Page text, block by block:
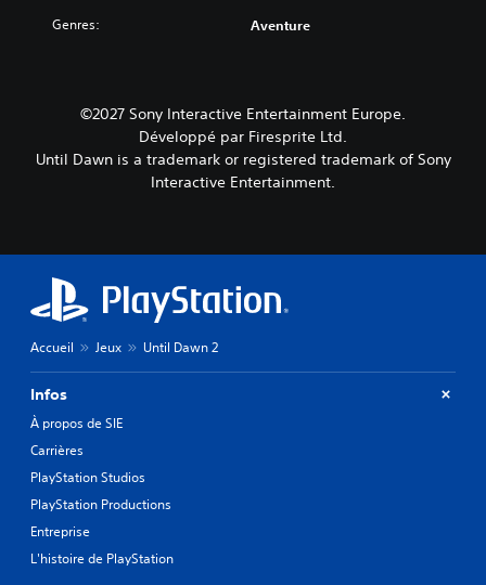
Genres: Aventure
©2027 Sony Interactive Entertainment Europe.
Développé par Firesprite Ltd.
Until Dawn is a trademark or registered trademark of Sony
Interactive Entertainment.
Accueil Jeux Until Dawn 2
Infos
À propos de SIE
Carrières
PlayStation Studios
PlayStation Productions
Entreprise
L'histoire de PlayStation